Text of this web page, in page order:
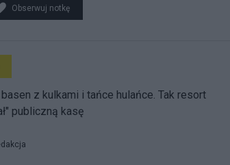
Obserwuj notkę
basen z kulkami i tańce hulańce. Tak resort
publiczną kasę